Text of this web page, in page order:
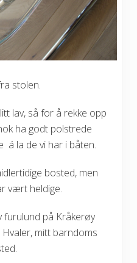
stolen.
lav, så for å rekke opp
ha godt polstrede
á la de vi har i båten.
bosted, men
vært heldige.
furulund på Kråkerøy
mitt barndoms